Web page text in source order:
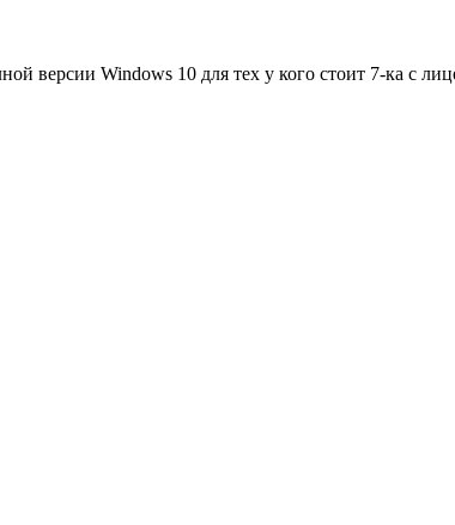
версии Windows 10 для тех у кого стоит 7-ка с